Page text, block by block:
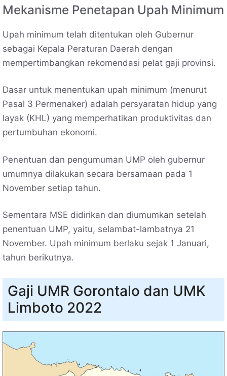
Mekanisme Penetapan Upah Minimum
Upah minimum telah ditentukan oleh Gubernur
sebagai Kepala Peraturan Daerah dengan
mempertimbangkan rekomendasi pelat gaji provinsi.
Dasar untuk menentukan upah minimum (menurut
Pasal 3 Permenaker) adalah persyaratan hidup yang
layak (KHL) yang memperhatikan produktivitas dan
pertumbuhan ekonomi.
Penentuan dan pengumuman UMP oleh gubernur
umumnya dilakukan secara bersamaan pada 1
November setiap tahun.
Sementara MSE didirikan dan diumumkan setelah
penentuan UMP, yaitu, selambat-lambatnya 21
November. Upah minimum berlaku sejak 1 Januari,
tahun berikutnya.
Gaji UMR Gorontalo dan UMK
Limboto 2022